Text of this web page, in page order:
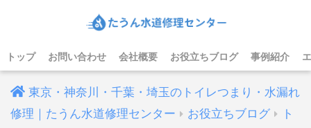
トップ お問い合わせ 会社概要 お役立ちブログ 事例紹介
東京・神奈川・千葉・埼玉のトイレつまり・水漏れ
修理｜たうん水道修理センター
お役立ちブログ
ト